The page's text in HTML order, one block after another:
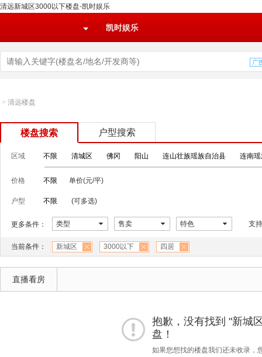
清远新城区3000以下楼盘-凯时娱乐
凯时娱乐
> 清远楼盘
楼盘搜索 户型搜索
区域 不限 清城区 佛冈 阳山 连山壮族瑶族自治县 连南
价格 不限 单价(元/平)
户型 不限 (可多选)
更多条件： 类型 售卖 特色 支
当前条件： 新城区 3000以下 四居
直播看房
抱歉，没有找到 "新城
盘！
如果您想找的楼盘我们还未收录，